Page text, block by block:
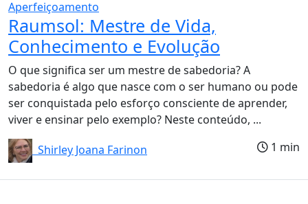
Aperfeiçoamento
Raumsol: Mestre de Vida,
Conhecimento e Evolução
O que significa ser um mestre de sabedoria? A
sabedoria é algo que nasce com o ser humano ou pode
ser conquistada pelo esforço consciente de aprender,
viver e ensinar pelo exemplo? Neste conteúdo, ...
Shirley Joana Farinon
1 min